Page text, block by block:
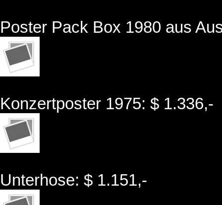
Poster Pack Box 1980 aus
Konzertposter 1975: $ 1.336,-
Unterhose: $ 1.151,-